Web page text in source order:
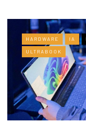
HARDWARE IA
ULTRABOOK